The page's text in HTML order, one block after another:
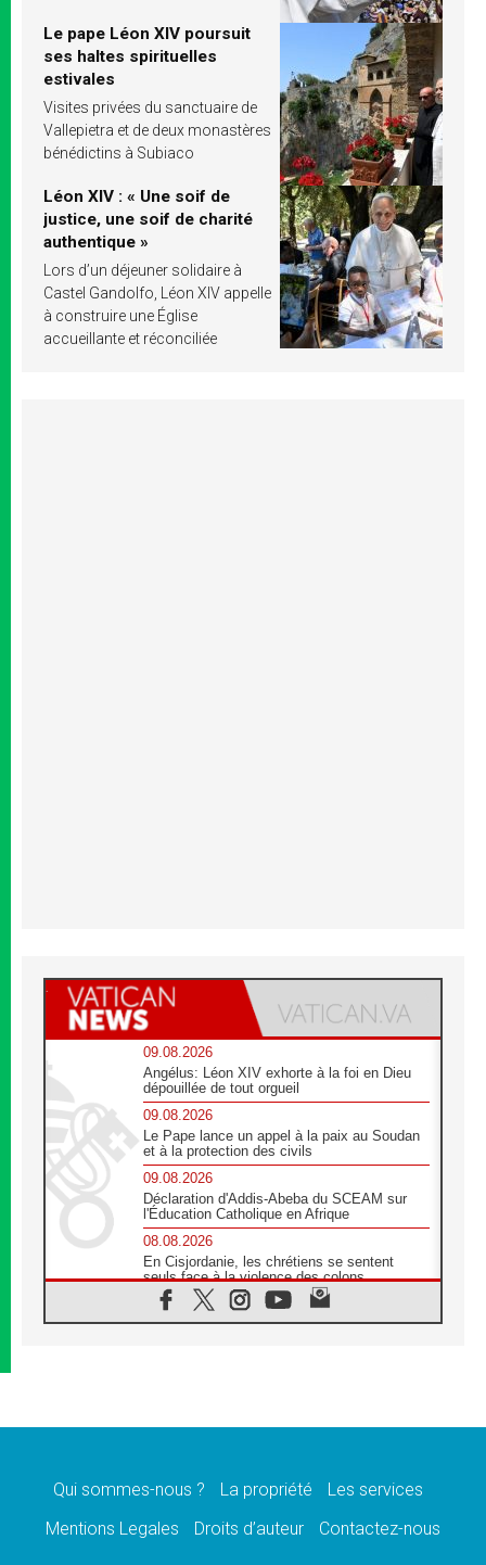
Le pape Léon XIV poursuit
ses haltes spirituelles
estivales
Visites privées du sanctuaire de
Vallepietra et de deux monastères
bénédictins à Subiaco
Léon XIV : « Une soif de
justice, une soif de charité
authentique »
Lors d’un déjeuner solidaire à
Castel Gandolfo, Léon XIV appelle
à construire une Église
accueillante et réconciliée
09.08.2026
Angélus: Léon XIV exhorte à la foi en Dieu
dépouillée de tout orgueil
09.08.2026
Le Pape lance un appel à la paix au Soudan
et à la protection des civils
09.08.2026
Déclaration d'Addis-Abeba du SCEAM sur
l'Éducation Catholique en Afrique
08.08.2026
En Cisjordanie, les chrétiens se sentent
seuls face à la violence des colons
08.08.2026
Léon XIV au sanctuaire de Notre Dame du
08.08.2026
08.08.2026
catholiques
Qui sommes-nous ? La propriété
Les services
Mentions Legales
Droits d’auteur Contactez-nous